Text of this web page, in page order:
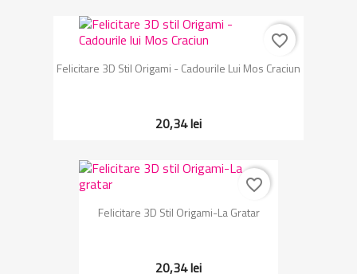
Felicitare 3D Stil Origami - Cadourile Lui Mos Craciun
20,34 lei
favorite_border
Felicitare 3D Stil Origami-La Gratar
20,34 lei
favorite_border